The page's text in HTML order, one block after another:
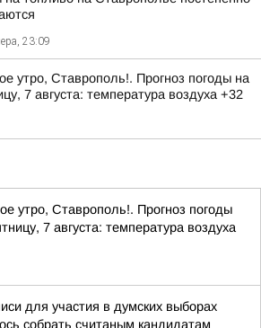
23:09
утро, Ставрополь!. Прогноз погоды на
7 августа: температура воздуха +32
утро, Ставрополь!. Прогноз погоды
7 августа: температура воздуха
для участия в думских выборах
собрать считаным кандидатам